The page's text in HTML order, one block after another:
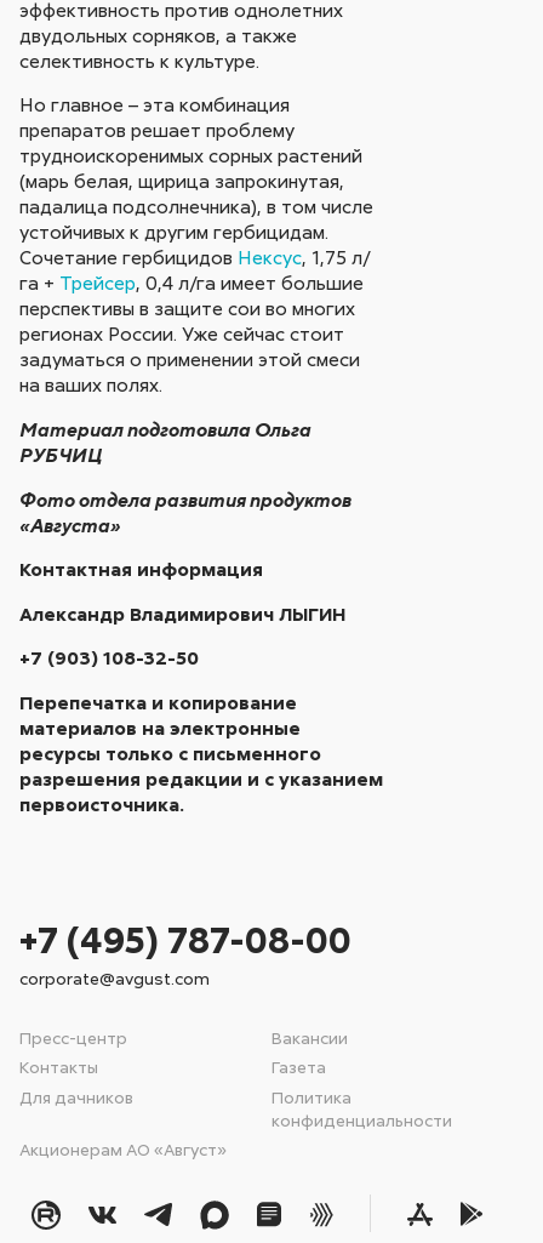
эффективность против однолетних
двудольных сорняков, а также
селективность к культуре.
Но главное – эта комбинация
препаратов решает проблему
трудноискоренимых сорных растений
(марь белая, щирица запрокинутая,
падалица подсолнечника), в том числе
устойчивых к другим гербицидам.
Сочетание гербицидов Нексус, 1,75 л/
га + Трейсер, 0,4 л/га имеет большие
перспективы в защите сои во многих
регионах России. Уже сейчас стоит
задуматься о применении этой смеси
на ваших полях.
Материал подготовила Ольга
РУБЧИЦ
Фото отдела развития продуктов
«Августа»
Контактная информация
Александр Владимирович ЛЫГИН
+7 (903) 108-32-50
Перепечатка и копирование
материалов на электронные
ресурсы только с письменного
разрешения редакции и с указанием
первоисточника.
Пресс-центр
Вакансии
Контакты
Газета
Для дачников
Политика
конфиденциальности
Акционерам АО «Август»
+7 (495) 787-08-00
corporate@avgust.com